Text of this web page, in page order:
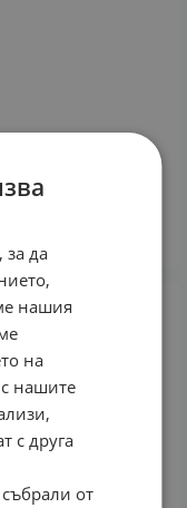
за да
нашия
на
нашите
с друга
от